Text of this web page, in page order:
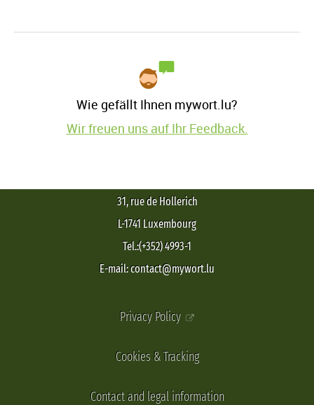
Wie gefällt Ihnen mywort.lu?
Wir freuen uns auf Ihr Feedback.
31, rue de Hollerich
L-1741 Luxembourg
Tel.:(+352) 4993-1
E-mail: contact@mywort.lu
Privacy Policy
Cookies & Tracking
Contact and legal information